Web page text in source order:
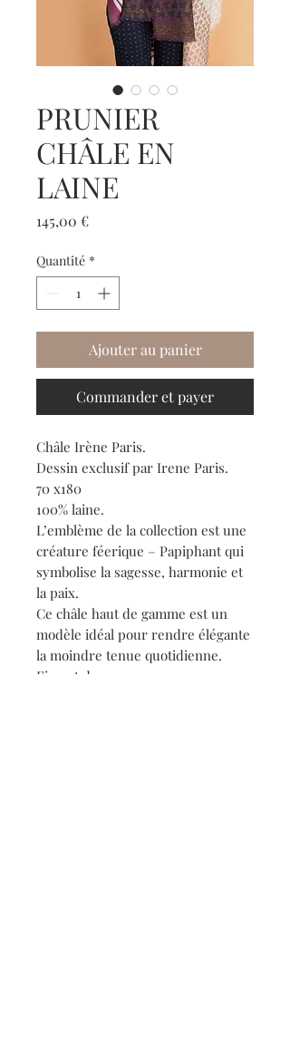
PRUNIER
CHÂLE EN
LAINE
145,00 €Prix
Quantité *
Ajouter au panier
Commander et payer
Châle Irène Paris.
Dessin exclusif par Irene Paris.
70 x180
100% laine.
L’emblème de la collection est une
créature féerique – Papiphant qui
symbolise la sagesse, harmonie et
la paix.
Ce châle haut de gamme est un
modèle idéal pour rendre élégante
la moindre tenue quotidienne.
Fine et douce.